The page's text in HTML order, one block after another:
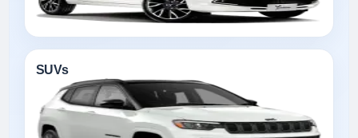
SUVs